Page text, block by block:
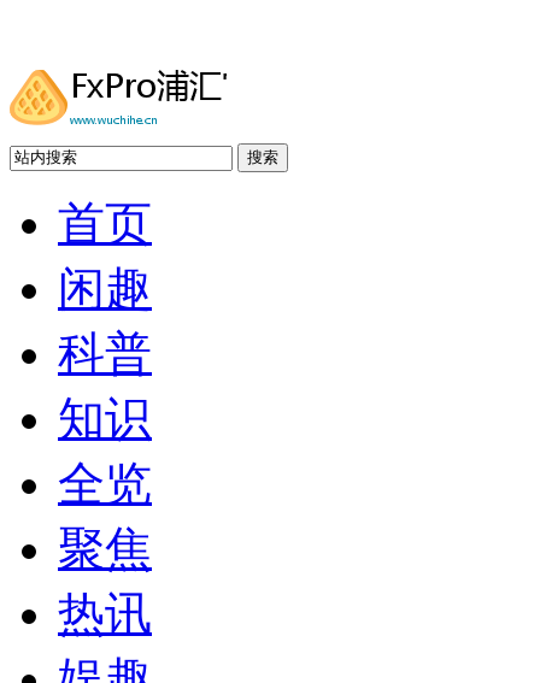
搜索
首页
闲趣
科普
知识
全览
聚焦
热讯